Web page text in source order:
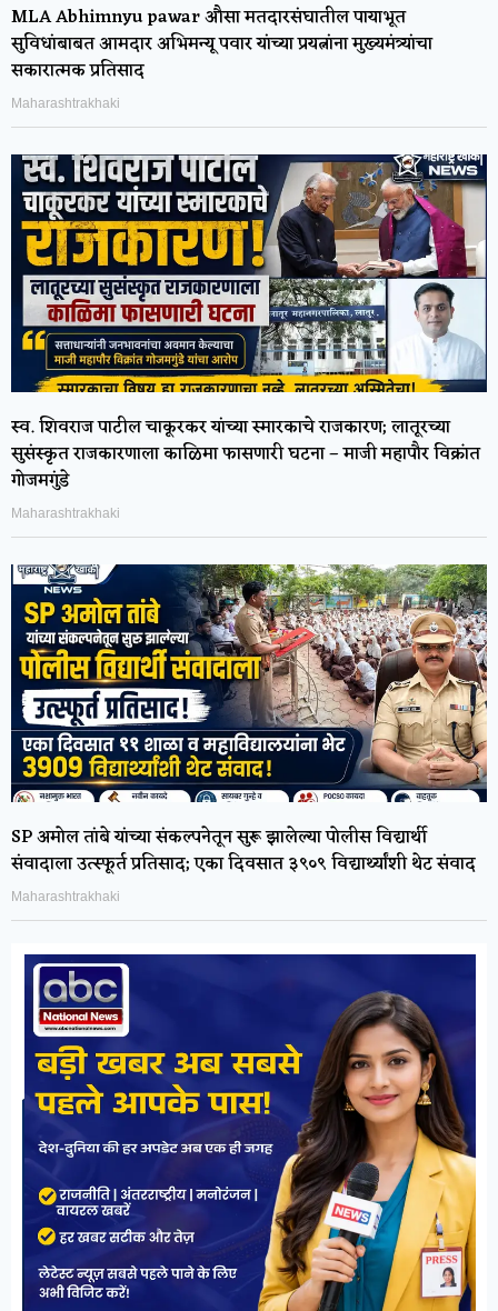
MLA Abhimnyu pawar औसा मतदारसंघातील पायाभूत
सुविधांबाबत आमदार अभिमन्यू पवार यांच्या प्रयत्नांना मुख्यमंत्र्यांचा
सकारात्मक प्रतिसाद
Maharashtrakhaki
स्व. शिवराज पाटील चाकूरकर यांच्या स्मारकाचे राजकारण; लातूरच्या
सुसंस्कृत राजकारणाला काळिमा फासणारी घटना – माजी महापौर विक्रांत
गोजमगुंडे
Maharashtrakhaki
SP अमोल तांबे यांच्या संकल्पनेतून सुरू झालेल्या पोलीस विद्यार्थी
संवादाला उत्स्फूर्त प्रतिसाद; एका दिवसात ३९०९ विद्यार्थ्यांशी थेट संवाद
Maharashtrakhaki